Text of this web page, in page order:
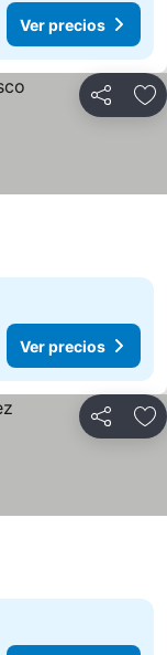
Ver precios
Compartir
Ver precios
Compartir